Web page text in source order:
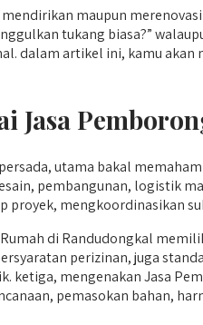
maupun
tukang biasa?”
dalam artikel ini, kamu akan
Jasa
utama bakal
pembangunan, logistik
proyek, mengkoordinasikan
di Randudongkal
perizinan, juga
ketiga, mengenakan Jasa
pemasokan bahan,